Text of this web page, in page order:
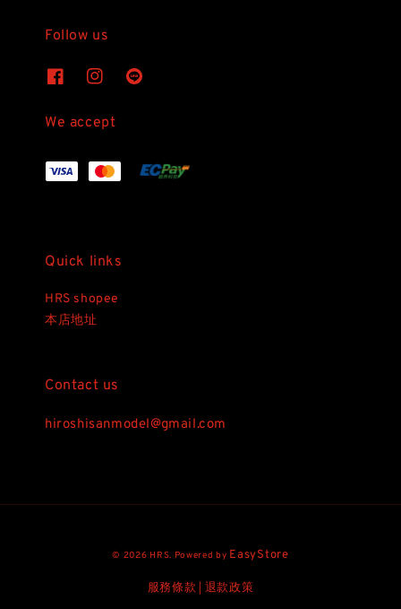
Follow us
We accept
Quick links
HRS shopee
本店地址
Contact us
hiroshisanmodel@gmail.com
© 2026 HRS. Powered by EasyStore
服務條款 退款政策